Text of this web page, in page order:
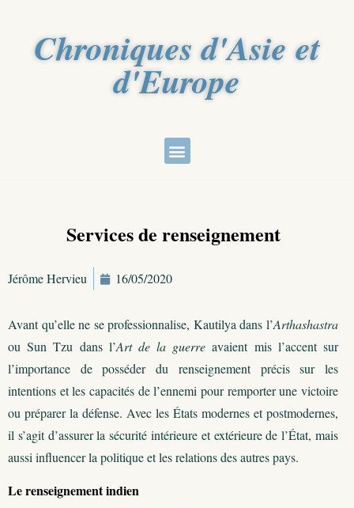
Chroniques d'Asie et
d'Europe
Services de renseignement
Jérôme Hervieu 16/05/2020
Avant qu’elle ne se professionnalise, Kautilya dans l’Arthashastra
ou Sun Tzu dans l’Art de la guerreavaient mis l’accent sur
l’importance de posséder du renseignement précis sur les
intentions et les capacités de l’ennemi pour remporter une victoire
ou préparer la défense. Avec les États modernes et postmodernes,
il s’agit d’assurer la sécurité intérieure et extérieure de l’État, mais
aussi influencer la politique et les relations des autres pays.
Le renseignement indien